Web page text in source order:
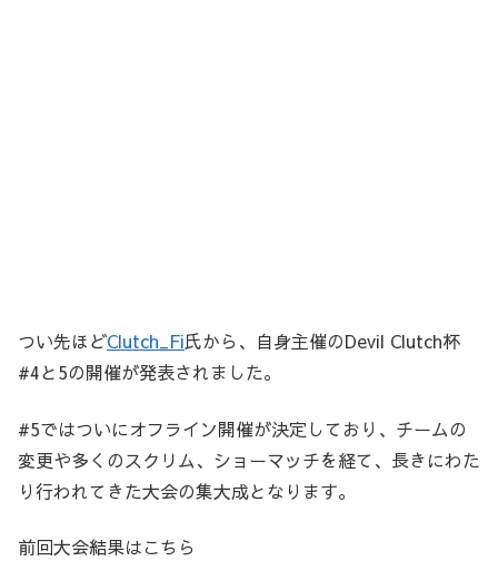
つい先ほどClutch_Fi氏から、自身主催のDevil Clutch杯
#4と5の開催が発表されました。
#5ではついにオフライン開催が決定しており、チームの
変更や多くのスクリム、ショーマッチを経て、長きにわた
り行われてきた大会の集大成となります。
前回大会結果はこちら